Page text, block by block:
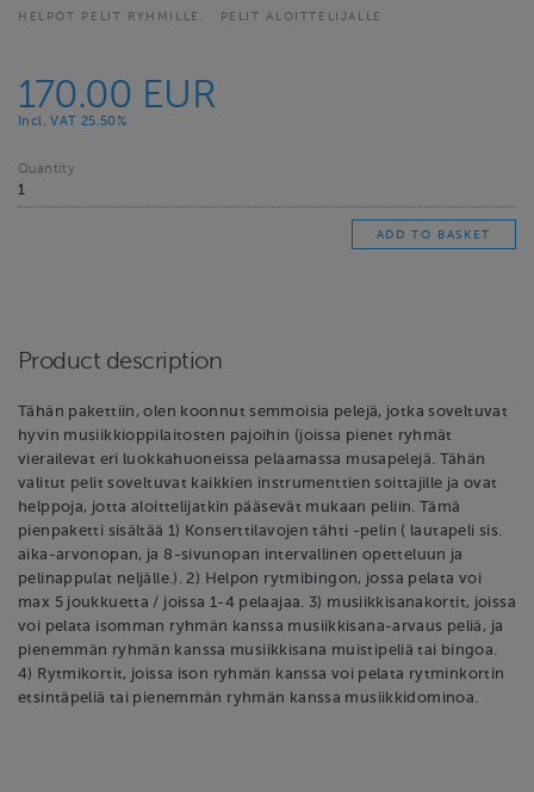
HELPOT PELIT RYHMILLE. PELIT ALOITTELIJALLE
170.00 EUR
Incl. VAT 25.50%
Quantity
Product description
Tähän pakettiin, olen koonnut semmoisia pelejä, jotka soveltuvat
hyvin musiikkioppilaitosten pajoihin (joissa pienet ryhmät
vierailevat eri luokkahuoneissa pelaamassa musapelejä. Tähän
valitut pelit soveltuvat kaikkien instrumenttien soittajille ja ovat
helppoja, jotta aloittelijatkin pääsevät mukaan peliin. Tämä
pienpaketti sisältää 1) Konserttilavojen tähti -pelin ( lautapeli sis.
aika-arvonopan, ja 8-sivunopan intervallinen opetteluun ja
pelinappulat neljälle.). 2) Helpon rytmibingon, jossa pelata voi
max 5 joukkuetta / joissa 1-4 pelaajaa. 3) musiikkisanakortit, joissa
voi pelata isomman ryhmän kanssa musiikkisana-arvaus peliä, ja
pienemmän ryhmän kanssa musiikkisana muistipeliä tai bingoa.
4) Rytmikortit, joissa ison ryhmän kanssa voi pelata rytminkortin
etsintäpeliä tai pienemmän ryhmän kanssa musiikkidominoa.